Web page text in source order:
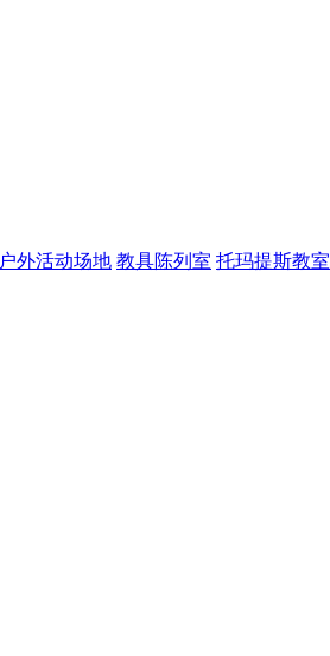
户外活动场地 教具陈列室 托玛提斯教室